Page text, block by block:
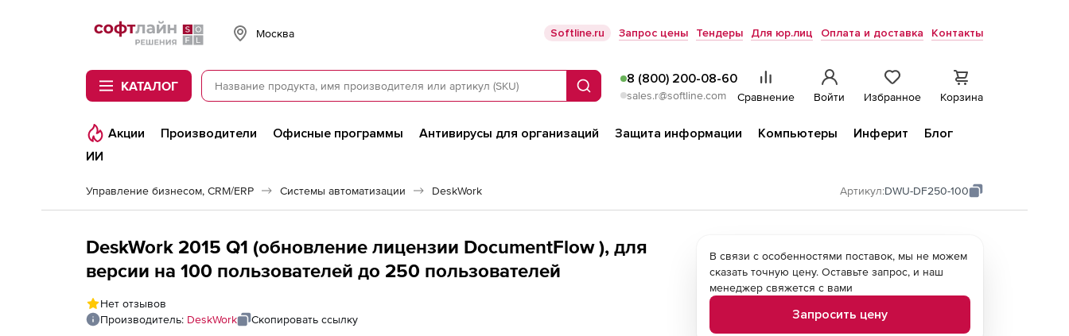
Softline
Москва Softline.ru Запрос цены Тендеры Для юр.лиц Оплата и доставка Контакты
КАТАЛОГ Поиск
8 (800) 200-08-60
sales.r@softline.com Сравнение Войти Избранное Корзина
Акции Производители Офисные программы Антивирусы для организаций Защита информации Компьютеры Инферит
Блог
ИИ
Управление бизнесом, CRM/ERP Системы автоматизации DeskWork Артикул:DWU-DF250-100
DeskWork 2015 Q1 (обновление лицензии DocumentFlow ), для
версии на 100 пользователей до 250 пользователей
Нет отзывов
Производитель: DeskWork Скопировать ссылку
В связи с особенностями поставок, мы не можем
сказать точную цену. Оставьте запрос, и наш
менеджер свяжется с вами
Запросить цену